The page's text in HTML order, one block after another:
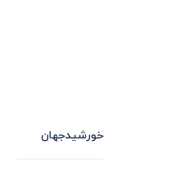
خورشیدجهان